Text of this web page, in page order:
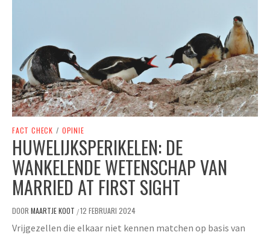
FACT CHECK / OPINIE
HUWELIJKSPERIKELEN: DE
WANKELENDE WETENSCHAP VAN
MARRIED AT FIRST SIGHT
DOOR MAARTJE KOOT /12 FEBRUARI 2024
Vrijgezellen die elkaar niet kennen matchen op basis van